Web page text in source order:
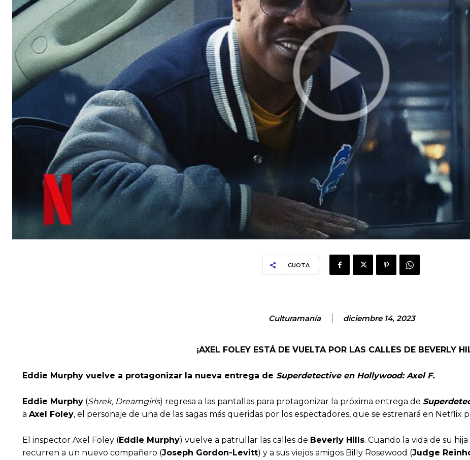
CUOTA
Culturamanía diciembre 14, 2023
¡AXEL FOLEY ESTÁ DE VUELTA POR LAS CALLES DE BEVERLY
Eddie Murphy vuelve a protagonizar la nueva entrega de Superdetective en Hollywood: Axel F.
Eddie Murphy (Shrek, Dreamgirls) regresa a las pantallas para protagonizar la próxima entrega de
a Axel Foley, el personaje de una de las sagas más queridas por los espectadores, que se estrenará en Netflix
El inspector Axel Foley (Eddie Murphy) vuelve a patrullar las calles de Beverly Hills. Cuando la vida de su
recurren a un nuevo compañero (Joseph Gordon-Levitt) y a sus viejos amigos Billy Rosewood (Judge